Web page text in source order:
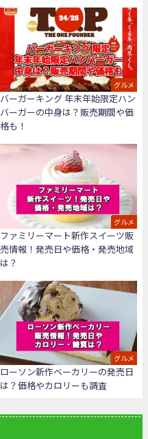
グルメ
バーガーキング 年末年始限定ハン
バーガーの中身は？販売期間や価
格も！
グルメ
ファミリーマート新作スイーツ販
売情報！発売日や価格・発売地域
は？
グルメ
ローソン新作ベーカリーの発売日
は？価格やカロリーも調査